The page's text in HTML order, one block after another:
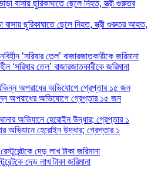
বাসায় ছুরিকাঘাতে ছেলে নিহত, স্ত্রী গুরুতর আহত,
‘সরিষার তেল’ বাজারজাতকারীকে জরিমানা
অপরাধের অভিযোগে গ্রেপ্তার ১৫ জন
অভিযানে হেরোইন উদ্ধার; গ্রেপ্তার ১
দেড় লাখ টাকা জরিমানা